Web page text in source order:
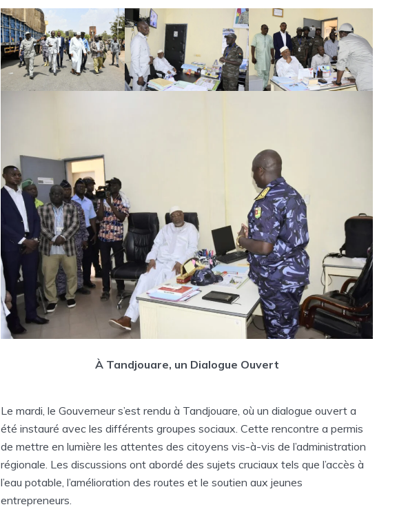
À Tandjouare, un Dialogue Ouvert
Le mardi, le Gouverneur s’est rendu à Tandjouare, où un dialogue ouvert a
été instauré avec les différents groupes sociaux. Cette rencontre a permis
de mettre en lumière les attentes des citoyens vis-à-vis de l’administration
régionale. Les discussions ont abordé des sujets cruciaux tels que l’accès à
l’eau potable, l’amélioration des routes et le soutien aux jeunes
entrepreneurs.